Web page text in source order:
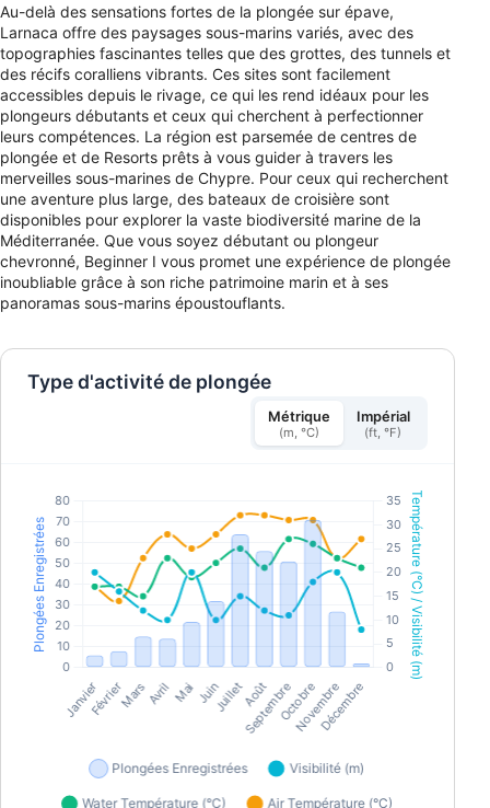
Au-delà des sensations fortes de la plongée sur épave,
Larnaca offre des paysages sous-marins variés, avec des
topographies fascinantes telles que des grottes, des tunnels et
des récifs coralliens vibrants. Ces sites sont facilement
accessibles depuis le rivage, ce qui les rend idéaux pour les
plongeurs débutants et ceux qui cherchent à perfectionner
leurs compétences. La région est parsemée de centres de
plongée et de Resorts prêts à vous guider à travers les
merveilles sous-marines de Chypre. Pour ceux qui recherchent
une aventure plus large, des bateaux de croisière sont
disponibles pour explorer la vaste biodiversité marine de la
Méditerranée. Que vous soyez débutant ou plongeur
chevronné, Beginner I vous promet une expérience de plongée
inoubliable grâce à son riche patrimoine marin et à ses
panoramas sous-marins époustouflants.
Type d'activité de plongée
Métrique
(m, °C)
Impérial
(ft, °F)